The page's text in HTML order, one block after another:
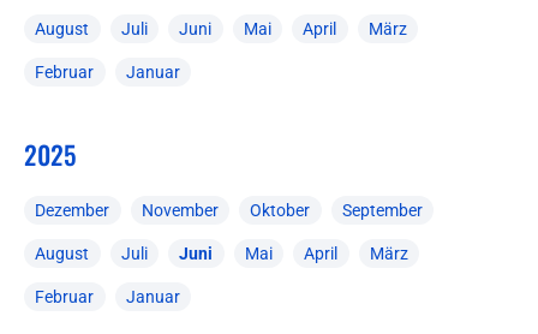
August Juli Juni Mai April März
Februar Januar
2025
Dezember November Oktober September
August Juli Juni Mai April März
Februar Januar